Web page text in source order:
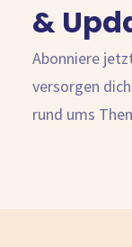
&
Abonniere
versorgen
rund ums